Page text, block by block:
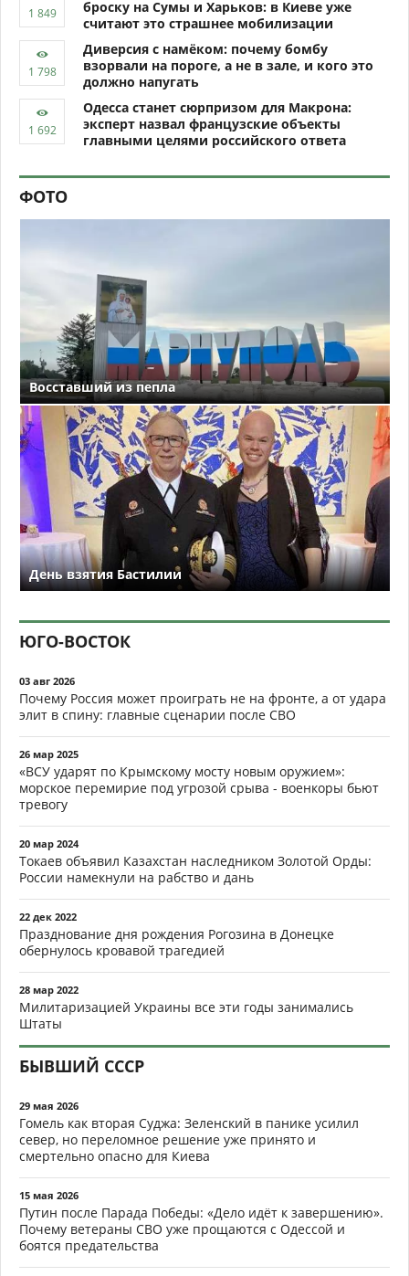
броску на Сумы и Харьков: в Киеве уже
считают это страшнее мобилизации
Диверсия с намёком: почему бомбу
взорвали на пороге, а не в зале, и кого это
должно напугать
Одесса станет сюрпризом для Макрона:
эксперт назвал французские объекты
главными целями российского ответа
ФОТО
Восставший из пепла
День взятия Бастилии
ЮГО-ВОСТОК
03 авг 2026
Почему Россия может проиграть не на фронте, а от удара
элит в спину: главные сценарии после СВО
26 мар 2025
«ВСУ ударят по Крымскому мосту новым оружием»:
морское перемирие под угрозой срыва - военкоры бьют
тревогу
20 мар 2024
Токаев объявил Казахстан наследником Золотой Орды:
России намекнули на рабство и дань
22 дек 2022
Празднование дня рождения Рогозина в Донецке
обернулось кровавой трагедией
28 мар 2022
Милитаризацией Украины все эти годы занимались
Штаты
БЫВШИЙ СССР
29 мая 2026
Гомель как вторая Суджа: Зеленский в панике усилил
север, но переломное решение уже принято и
смертельно опасно для Киева
15 мая 2026
Путин после Парада Победы: «Дело идёт к завершению».
Почему ветераны СВО уже прощаются с Одессой и
боятся предательства